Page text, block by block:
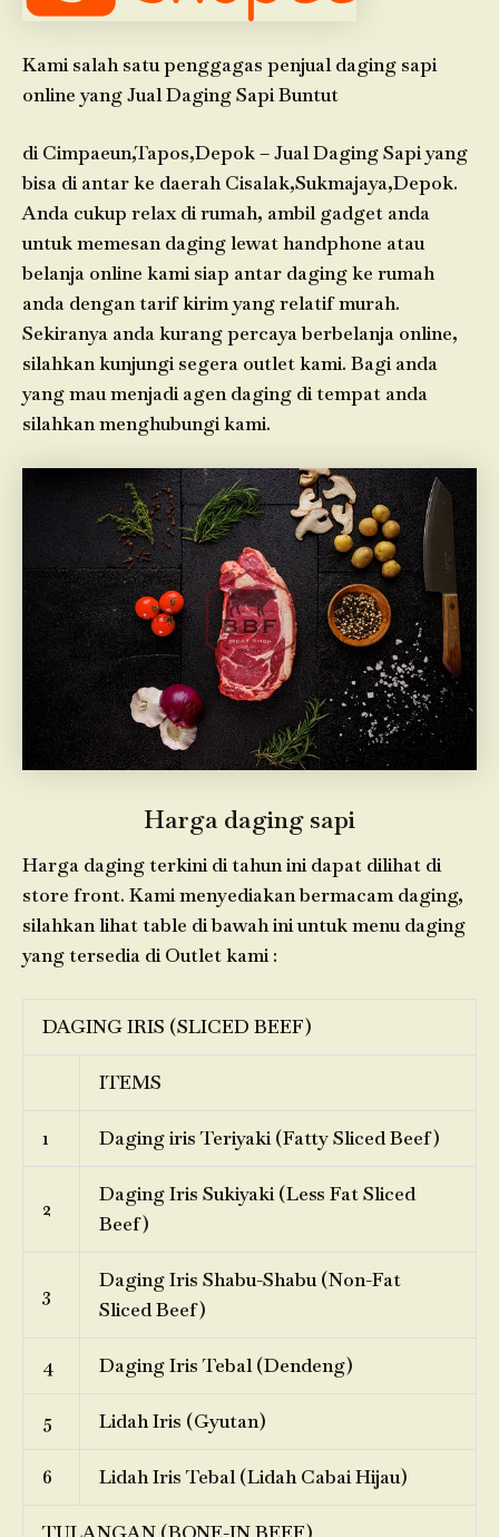
Kami salah satu penggagas penjual daging sapi
online yang Jual Daging Sapi Buntut
di Cimpaeun,Tapos,Depok – Jual Daging Sapi yang
bisa di antar ke daerah Cisalak,Sukmajaya,Depok.
Anda cukup relax di rumah, ambil gadget anda
untuk memesan daging lewat handphone atau
belanja online kami siap antar daging ke rumah
anda dengan tarif kirim yang relatif murah.
Sekiranya anda kurang percaya berbelanja online,
silahkan kunjungi segera outlet kami. Bagi anda
yang mau menjadi agen daging di tempat anda
silahkan menghubungi kami.
Harga daging sapi
Harga daging terkini di tahun ini dapat dilihat di
store front. Kami menyediakan bermacam daging,
silahkan lihat table di bawah ini untuk menu daging
yang tersedia di Outlet kami :
DAGING IRIS (SLICED BEEF)
ITEMS
1 Daging iris Teriyaki (Fatty Sliced Beef)
2
Daging Iris Sukiyaki (Less Fat Sliced
Beef)
3
Daging Iris Shabu-Shabu (Non-Fat
Sliced Beef)
4 Daging Iris Tebal (Dendeng)
5 Lidah Iris (Gyutan)
6 Lidah Iris Tebal (Lidah Cabai Hijau)